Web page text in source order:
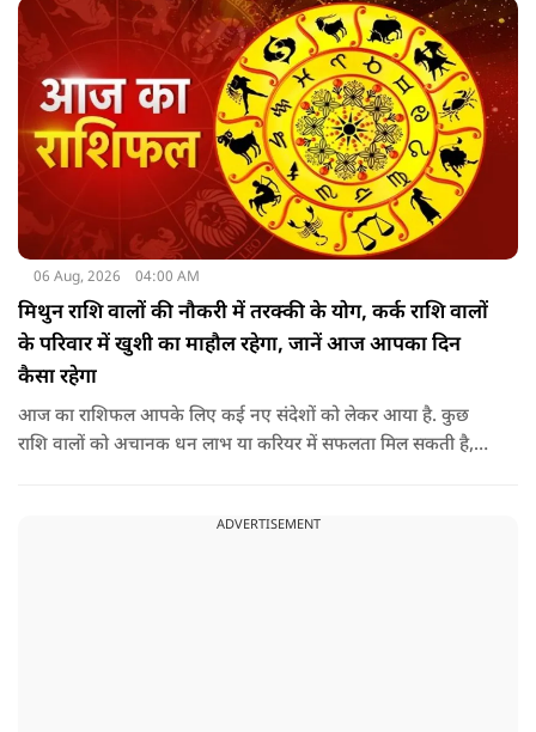
06 Aug, 2026 04:00 AM
मिथुन राशि वालों की नौकरी में तरक्की के योग, कर्क राशि वालों
के परिवार में खुशी का माहौल रहेगा, जानें आज आपका दिन
कैसा रहेगा
आज का राशिफल आपके लिए कई नए संदेशों को लेकर आया है. कुछ
राशि वालों को अचानक धन लाभ या करियर में सफलता मिल सकती है,
ADVERTISEMENT